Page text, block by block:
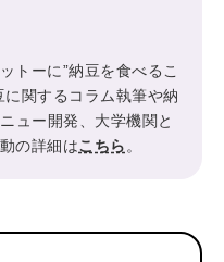
トーに”納豆を食べるこ
に関するコラム執筆や納
ュー開発、大学機関と
の詳細はこちら 。